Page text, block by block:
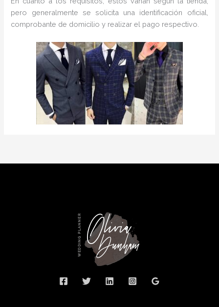
pero generalmente se solicita una identificación oficial,
comprobante de domicilio y realizar el pago respectivo.